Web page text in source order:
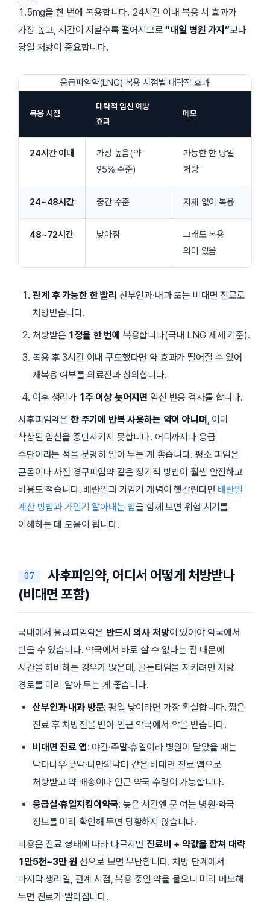
1.5mg을 한 번에 복용합니다. 24시간 이내 복용 시 효과가
가장 높고, 시간이 지날수록 떨어지므로“내일 병원 가지”보다
당일 처방이 중요합니다.
응급피임약(LNG) 복용 시점별 대략적 효과
복용 시점
대략적 임신 예방
효과
메모
24시간 이내
가장 높음(약
95% 수준)
가능한 한 당일
처방
24~48시간 중간 수준 지체 없이 복용
48~72시간 낮아짐
그래도 복용
의미 있음
관계 후 가능한 한 빨리 산부인과·내과 또는 비대면 진료로
처방받습니다.
처방받은 1정을 한 번에 복용합니다(국내 LNG 제제 기준).
복용 후3시간이내 구토했다면 약 효과가 떨어질 수 있어
재복용 여부를 의료진과 상의합니다.
이후 생리가 1주 이상 늦어지면 임신 반응 검사를 합니다.
사후피임약은 한 주기에 반복 사용하는 약이 아니며 , 이미
착상된 임신을 중단시키지 못합니다. 어디까지나 응급
수단이라는 점을 분명히 알아 두는 게 좋습니다. 평소 피임은
콘돔이나 사전 경구피임약 같은 정기적 방법이 훨씬 안전하고
비용도 적습니다. 배란일과 가임기 개념이 헷갈린다면 배란일
계산 방법과 가임기 알아내는 법을 함께 보면 위험 시기를
이해하는 데 도움이 됩니다.
사후피임약, 어디서 어떻게 처방받나
(비대면 포함)
국내에서 응급피임약은 반드시 의사 처방이 있어야 약국에서
받을 수 있습니다. 약국에서 바로 살 수 없다는 점 때문에
시간을 허비하는 경우가 많은데, 골든타임을 지키려면 처방
경로를 미리 알아 두는 게 좋습니다.
산부인과·내과 방문: 평일 낮이라면 가장 확실합니다. 짧은
진료 후 처방전을 받아 인근 약국에서 약을 받습니다.
비대면 진료 앱: 야간·주말·휴일이라 병원이 닫았을 때는
닥터나우·굿닥·나만의닥터 같은 비대면 진료 앱으로
처방받고 약 배송이나 인근 약국 수령이 가능합니다.
응급실·휴일지킴이약국: 늦은 시간엔 문 여는 병원·약국
정보를 미리 확인해 두면 당황하지 않습니다.
비용은 진료 형태에 따라 다르지만 진료비 + 약값을 합쳐 대략
1만5천~3만 원 선으로 보면 무난합니다. 처방 단계에서
마지막 생리일, 관계 시점, 복용 중인 약을 물으니 미리 메모해
두면 진료가 빨라집니다.